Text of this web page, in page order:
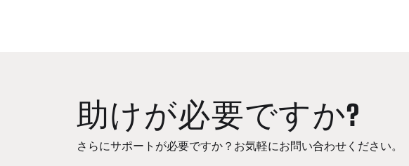
助けが必要ですか?
さらにサポートが必要ですか？お気軽にお問い合わせください。